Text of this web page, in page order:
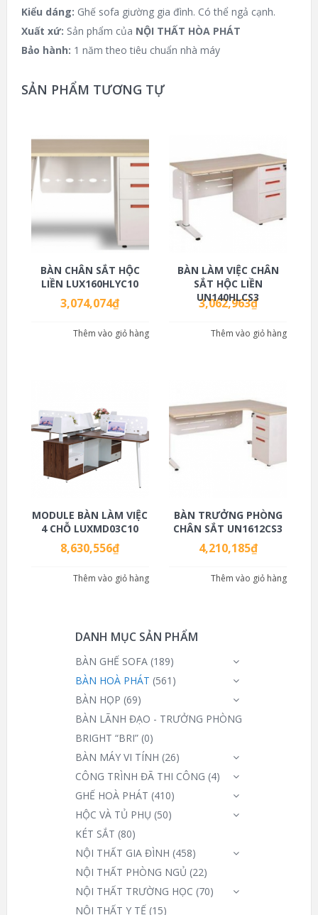
Kiểu dáng: Ghế sofa giường gia đình. Có thể ngả cạnh.
Xuất xứ: Sản phẩm của NỘI THẤT HÒA PHÁT
Bảo hành: 1 năm theo tiêu chuẩn nhà máy
SẢN PHẨM TƯƠNG TỰ
BÀN CHÂN SẮT HỘC
LIỀN LUX160HLYC10
3,074,074₫
Thêm vào giỏ hàng
BÀN LÀM VIỆC CHÂN
SẮT HỘC LIỀN
UN140HLCS3
3,062,963₫
Thêm vào giỏ hàng
MODULE BÀN LÀM VIỆC
4 CHỖ LUXMD03C10
8,630,556₫
Thêm vào giỏ hàng
BÀN TRƯỞNG PHÒNG
CHÂN SẮT UN1612CS3
4,210,185₫
Thêm vào giỏ hàng
DANH MỤC SẢN PHẨM
BÀN GHẾ SOFA (189)
BÀN HOÀ PHÁT (561)
BÀN HỌP (69)
BÀN LÃNH ĐẠO - TRƯỞNG PHÒNG
BRIGHT “BRI” (0)
BÀN MÁY VI TÍNH (26)
CÔNG TRÌNH ĐÃ THI CÔNG (4)
GHẾ HOÀ PHÁT (410)
HỘC VÀ TỦ PHỤ (50)
KÉT SẮT (80)
NỘI THẤT GIA ĐÌNH (458)
NỘI THẤT PHÒNG NGỦ (22)
NỘI THẤT TRƯỜNG HỌC (70)
NỘI THẤT Y TẾ (15)